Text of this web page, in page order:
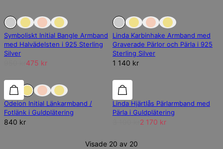
Slut på lager Slut på lager
Symboliskt Initial Bangle Armband
med Halvädelsten i 925 Sterling
Silver
475 kr
Slut på lager
Linda Karbinhake Armband med
Graverade Pärlor och Pärla i 925
Sterling Silver
1 140 kr
Odeion Initial Länkarmband /
Fotlänk i Guldplätering
840 kr
30% rabatt
Linda Hjärtlås Pärlarmband med
Pärla i Guldplätering
2 170 kr
Visade 20 av 20